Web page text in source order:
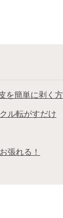
を簡単に剥く
ル転がすだけ
張れる！